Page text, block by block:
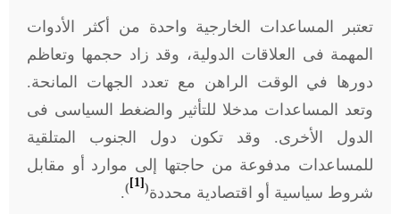
تعتبر المساعدات الخارجية واحدة من أكثر الأدوات
المهمة فى العلاقات الدولية، وقد زاد حجمها وتعاظم
دورها في الوقت الراهن مع تعدد الجهات المانحة.
وتعد المساعدات مدخلا للتأثير والضغط السياسى فى
الدول الأخرى. وقد تكون دول الجنوب المتلقية
للمساعدات مدفوعة من حاجتها إلى موارد أو مقابل
شروط سياسية أو اقتصادية محددة(
[1]
)
.